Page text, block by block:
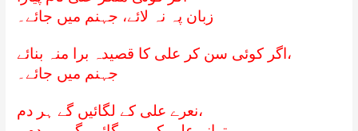
زبان پہ نہ لائے، جہنم میں جائے۔
اگر کوئی سن کر علی کا قصیدہ برا منہ بنائے،
جہنم میں جائے۔
نعرے علی کے لگائیں گے ہر دم،